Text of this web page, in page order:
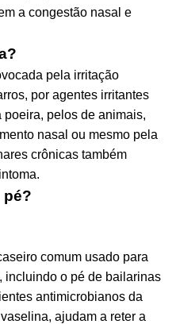
a congestão nasal e
pela irritação
por agentes irritantes
poeira, pelos de animais,
nasal ou mesmo pela
crônicas também
pé?
comum usado para
incluindo o pé de bailarinas
antimicrobianos da
ajudam a reter a